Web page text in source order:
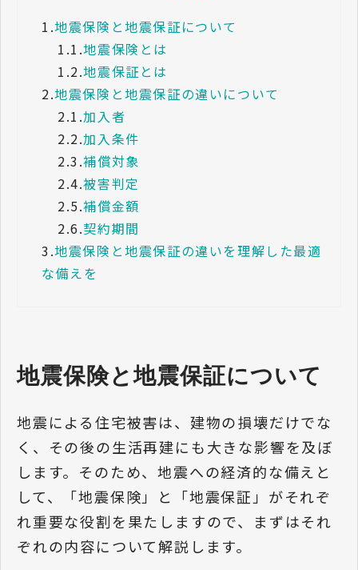
1.地震保険と地震保証について
1.1.地震保険とは
1.2.地震保証とは
2.地震保険と地震保証の違いについて
2.1.加入者
2.2.加入条件
2.3.補償対象
2.4.被害判定
2.5.補償金額
2.6.契約期間
3.地震保険と地震保証の違いを理解した最適
な備えを
地震保険と地震保証について
地震による住宅被害は、建物の損壊だけでな
く、その後の生活再建にも大きな影響を及ぼ
します。そのため、地震への経済的な備えと
して、「地震保険」と「地震保証」がそれぞ
れ重要な役割を果たしますので、まずはそれ
ぞれの内容について解説します。